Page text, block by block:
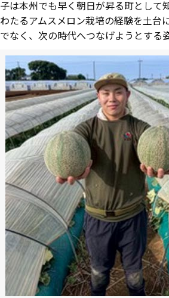
は本州でも早く朝日が昇る町として
たるアムスメロン栽培の経験を土台
なく、次の時代へつなげようとする